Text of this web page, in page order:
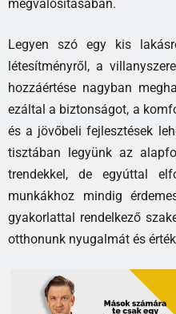
megvalósításában.
Legyen szó egy kis
létesítményről, a
hozzáértése nagyban
ezáltal a biztonságot, a
és a jövőbeli fejlesztések
tisztában legyünk az
trendekkel, de egyúttal
munkákhoz mindig
gyakorlattal rendelkező
otthonunk nyugalmát és